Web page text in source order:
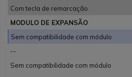
Com tecla de remarcação
MODULO DE EXPANSÃO
Sem compatibilidade com módulo
--
Sem compatibilidade com módulo